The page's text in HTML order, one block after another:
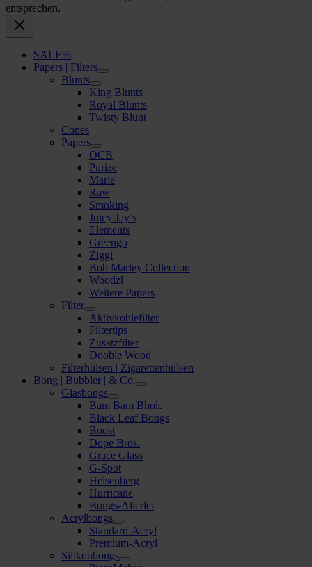
entsprechen.
SALE%
Papers | Filters
Blunts
King Blunts
Royal Blunts
Twisty Blunt
Cones
Papers
OCB
Purize
Marie
Raw
Smoking
Juicy Jay’s
Elements
Greengo
Ziggi
Bob Marley Collection
Woodzl
Weitere Papers
Filter
Aktivkohlefilter
Filtertips
Zusatzfilter
Doobie Wood
Filterhülsen | Zigarettenhülsen
Bong | Bubbler | & Co.
Glasbongs
Bam Bam Bhole
Black Leaf Bongs
Boost
Dope Bros.
Grace Glass
G-Spot
Heisenberg
Hurricane
Bongs-Allerlei
Acrylbongs
Standard-Acryl
Premium-Acryl
Silikonbongs